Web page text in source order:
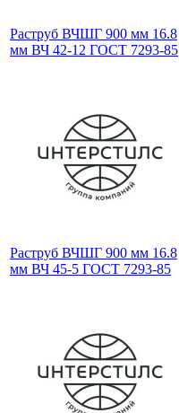
Раструб ВЧШГ 900 мм 16.8
мм ВЧ 42-12 ГОСТ 7293-85
Раструб ВЧШГ 900 мм 16.8
мм ВЧ 45-5 ГОСТ 7293-85